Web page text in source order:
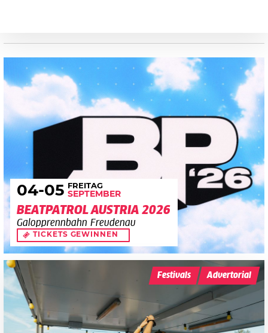
04-05 FREITAG
SEPTEMBER
BEATPATROL AUSTRIA 2026
Galopprennbahn Freudenau
TICKETS GEWINNEN
Festivals Advertorial